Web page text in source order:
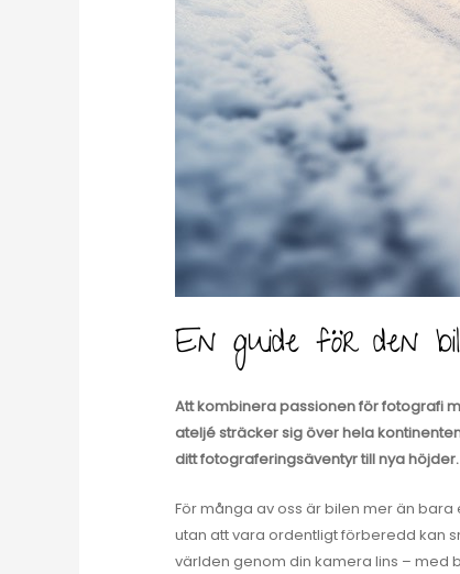
En guide för den
Att kombinera passionen för fotografi
ateljé sträcker sig över hela
ditt fotograferingsäventyr till nya höjder.
För många av oss är bilen mer än
utan att vara ordentligt förberedd kan
världen genom din kamera lins – med